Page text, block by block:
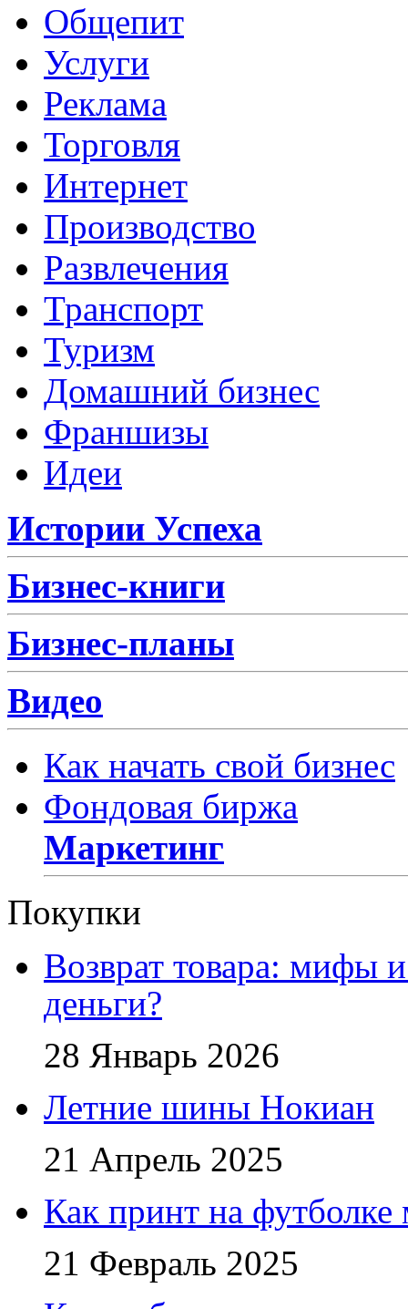
Общепит
Услуги
Реклама
Торговля
Интернет
Производство
Развлечения
Транспорт
Туризм
Домашний бизнес
Франшизы
Идеи
Истории Успеха
Бизнес-книги
Бизнес-планы
Видео
Как начать свой бизнес
Фондовая биржа
Маркетинг
Покупки
Возврат товара: мифы
деньги?
28 Январь 2026
Летние шины Нокиан
21 Апрель 2025
Как принт на
21 Февраль 2025